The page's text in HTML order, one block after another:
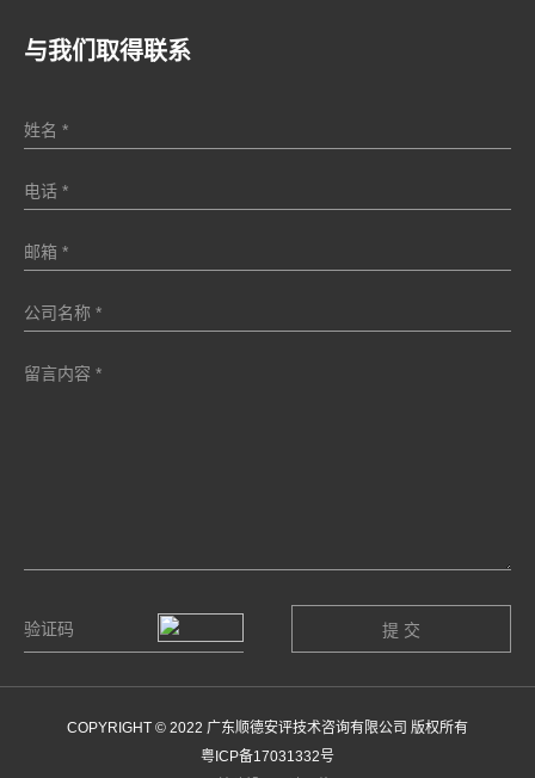
与我们取得联系
COPYRIGHT © 2022 广东顺德安评技术咨询有限公司 版权所有
粤ICP备17031332号